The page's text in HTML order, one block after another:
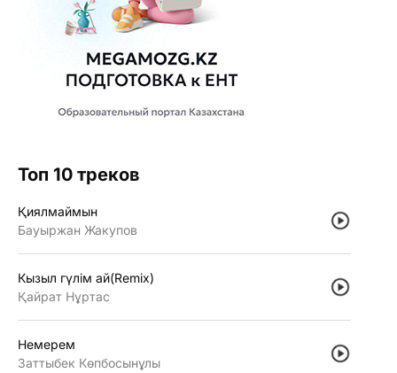
Топ 10 треков
Қиялмаймын
Бауыржан Жакупов
Кызыл гүлiм ай(Remix)
Қайрат Нұртас
Немерем
Заттыбек Көпбосынұлы